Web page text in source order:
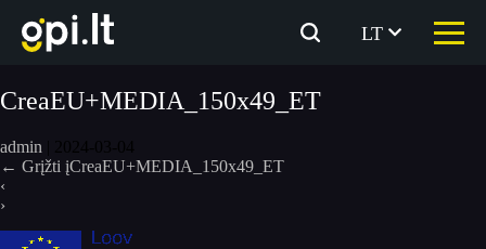
prie
turinio
LT
CreaEU+MEDIA_150x49_ET
admin
← Grįžti įCreaEU+MEDIA_150x49_ET
‹
›